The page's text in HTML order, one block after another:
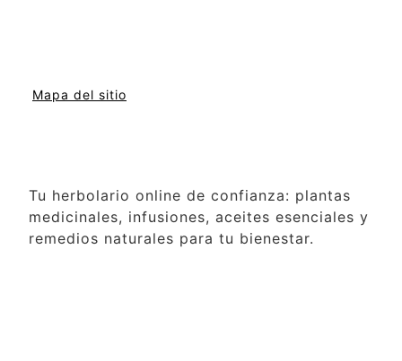
Mapa del sitio
Tu herbolario online de confianza: plantas
medicinales, infusiones, aceites esenciales y
remedios naturales para tu bienestar.